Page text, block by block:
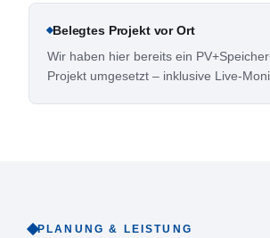
Belegtes Projekt vor Ort
Wir haben hier bereits ein
Projekt umgesetzt – inklusive Live-
PLANUNG & LEISTUNG